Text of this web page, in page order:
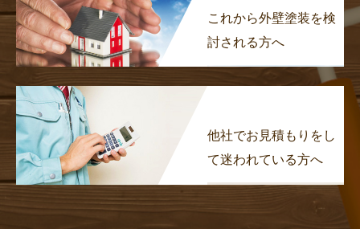
これから外壁塗装を検
討される方へ
他社でお見積もりをし
て迷われている方へ